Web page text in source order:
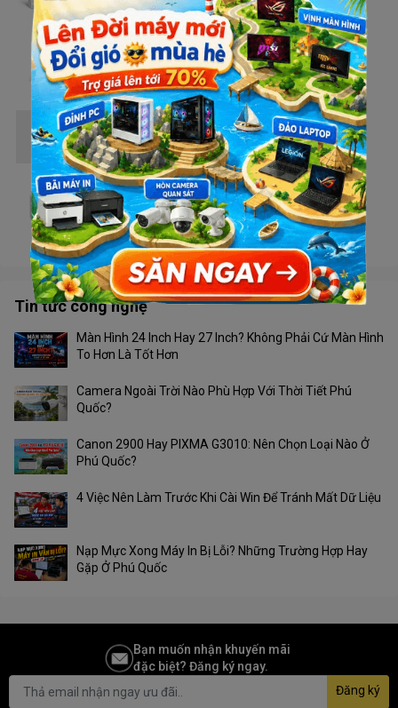
Liên hệ
Wifi TP Link CPE510
Liên hệ
Wifi TP Link Archer MR400
Liên hệ
Wifi Ruijie RAP2200(E)
Liên hệ
Tin tức công nghệ
Màn Hình 24 Inch Hay 27 Inch? Không Phải Cứ Màn Hình
To Hơn Là Tốt Hơn
Camera Ngoài Trời Nào Phù Hợp Với Thời Tiết Phú
Quốc?
Canon 2900 Hay PIXMA G3010: Nên Chọn Loại Nào Ở
Phú Quốc?
4 Việc Nên Làm Trước Khi Cài Win Để Tránh Mất Dữ Liệu
Nạp Mực Xong Máy In Bị Lỗi? Những Trường Hợp Hay
Gặp Ở Phú Quốc
Bạn muốn nhận khuyến mãi
đặc biệt? Đăng ký ngay.
Đăng ký